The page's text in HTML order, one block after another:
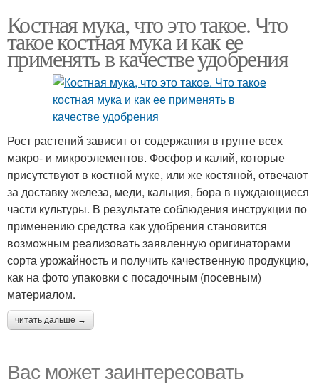
Костная мука, что это такое. Что
такое костная мука и как ее
применять в качестве удобрения
Рост растений зависит от содержания в грунте всех
макро- и микроэлементов. Фосфор и калий, которые
присутствуют в костной муке, или же костяной, отвечают
за доставку железа, меди, кальция, бора в нуждающиеся
части культуры. В результате соблюдения инструкции по
применению средства как удобрения становится
возможным реализовать заявленную оригинаторами
сорта урожайность и получить качественную продукцию,
как на фото упаковки с посадочным (посевным)
материалом.
читать дальше →
Вас может заинтересовать